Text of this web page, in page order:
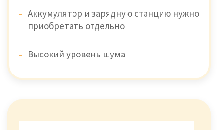
Аккумулятор и зарядную станцию нужно
приобретать отдельно
Высокий уровень шума